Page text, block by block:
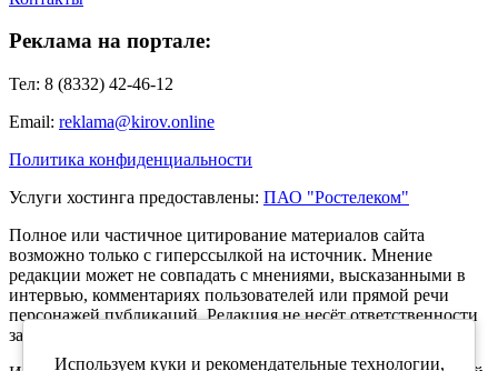
Реклама на портале:
Тел: 8 (8332) 42-46-12
Email: reklama@kirov.online
Политика конфиденциальности
Услуги хостинга предоставлены: ПАО "Ростелеком"
Полное или частичное цитирование материалов сайта
возможно только с гиперссылкой на источник. Мнение
редакции может не совпадать с мнениями, высказанными в
интервью, комментариях пользователей или прямой речи
персонажей публикаций. Редакция не несёт ответственности
за текст комментариев читателей.
Используем куки и рекомендательные технологии,